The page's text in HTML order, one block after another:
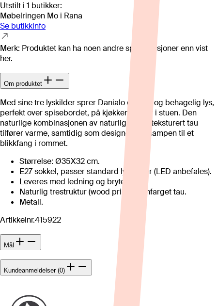
Utstilt i 1 butikker:
Møbelringen Mo i Rana
Se butikkinfo
Merk: Produktet kan ha noen andre spesifikasjoner enn vist
her.
Om produktet
Med sine tre lyskilder sprer Danialo et godt og behagelig lys,
perfekt over spisebordet, på kjøkkenet eller i stuen. Den
naturlige kombinasjonen av naturlig tre og teksturert tau
tilfører varme, samtidig som designet gjør lampen til et
blikkfang i rommet.
Størrelse: Ø35X32 cm.
E27 sokkel, passer standard lyspærer (LED anbefales).
Leveres med ledning og bryter.
Naturlig trestruktur (wood print) kremfarget tau.
Metall.
Artikkelnr.415922
Mål
Kundeanmeldelser (0)